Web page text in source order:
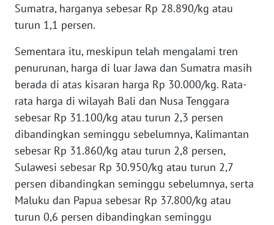
Sumatra, harganya sebesar Rp 28.890/kg atau
turun 1,1 persen.
Sementara itu, meskipun telah mengalami tren
penurunan, harga di luar Jawa dan Sumatra masih
berada di atas kisaran harga Rp 30.000/kg. Rata-
rata harga di wilayah Bali dan Nusa Tenggara
sebesar Rp 31.100/kg atau turun 2,3 persen
dibandingkan seminggu sebelumnya, Kalimantan
sebesar Rp 31.860/kg atau turun 2,8 persen,
Sulawesi sebesar Rp 30.950/kg atau turun 2,7
persen dibandingkan seminggu sebelumnya, serta
Maluku dan Papua sebesar Rp 37.800/kg atau
turun 0,6 persen dibandingkan seminggu
WN
SUMBAR
WN
SUMSEL
WN
BENGKULU
WN
LAMPUNG
WN
JATENG